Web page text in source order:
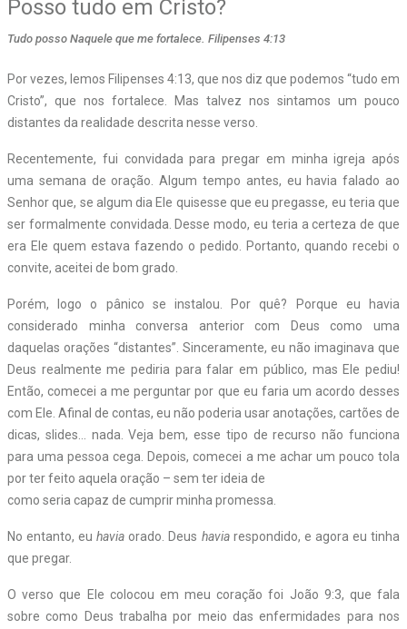
Posso tudo em Cristo?
Tudo posso Naquele que me fortalece. Filipenses 4:13
Por vezes, lemos Filipenses 4:13, que nos diz que podemos “tudo em
Cristo”, que nos fortalece. Mas talvez nos sintamos um pouco
distantes da realidade descrita nesse verso.
Recentemente, fui convidada para pregar em minha igreja após
uma semana de oração. Algum tempo antes, eu havia falado ao
Senhor que, se algum dia Ele quisesse que eu pregasse, eu teria que
ser formalmente convidada. Desse modo, eu teria a certeza de que
era Ele quem estava fazendo o pedido. Portanto, quando recebi o
convite, aceitei de bom grado.
Porém, logo o pânico se instalou. Por quê? Porque eu havia
considerado minha conversa anterior com Deus como uma
daquelas orações “distantes”. Sinceramente, eu não imaginava que
Deus realmente me pediria para falar em público, mas Ele pediu!
Então, comecei a me perguntar por que eu faria um acordo desses
com Ele. Afinal de contas, eu não poderia usar anotações, cartões de
dicas, slides… nada. Veja bem, esse tipo de recurso não funciona
para uma pessoa cega. Depois, comecei a me achar um pouco tola
por ter feito aquela oração – sem ter ideia de
como seria capaz de cumprir minha promessa.
No entanto, euhavia orado. Deus haviarespondido, e agora eu tinha
que pregar.
O verso que Ele colocou em meu coração foi João 9:3, que fala
sobre como Deus trabalha por meio das enfermidades para nos